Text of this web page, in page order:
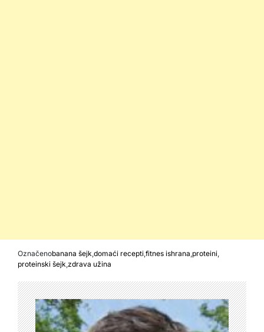
Označenobanana šejk domaći recepti fitnes ishrana proteini
proteinski šejk zdrava užina